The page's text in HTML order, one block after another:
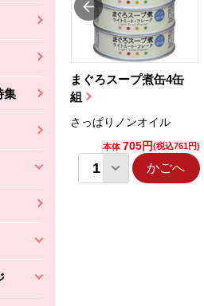
集
まぐろスープ煮缶4缶
組
さっぱりノンオイル
本体 705円(税込761円)
かごへ
(税込2,333円)
かごへ